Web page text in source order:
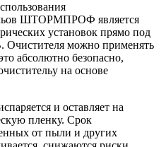
ШТОРМПРОФ является
установок прямо под
можно применять
абсолютно безопасно,
на основе
и оставляет на
пленку. Срок
от пыли и других